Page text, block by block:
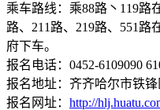
乘车路线：乘88路丶119路
路、211路、219路、551
府下车。
报名电话：0452-6109090
报名地址：齐齐哈尔市铁锋
报名网址： http://